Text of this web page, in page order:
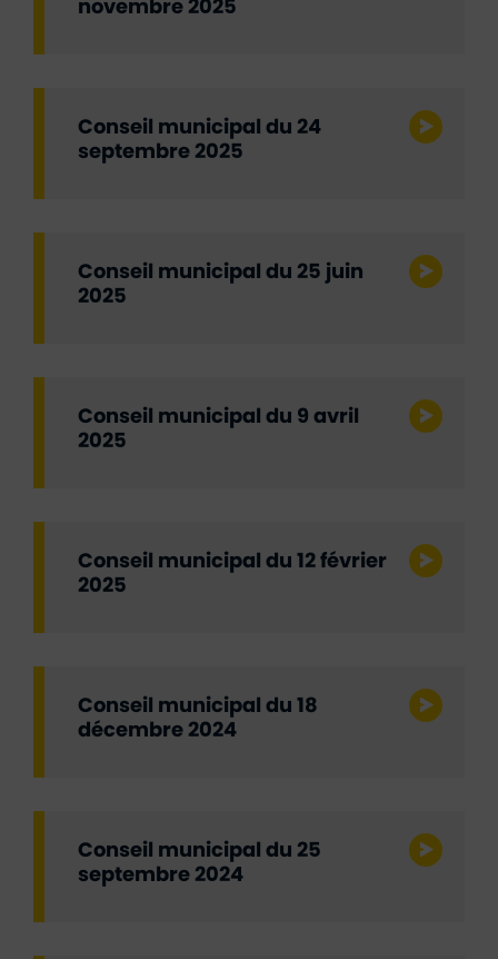
novembre 2025
Conseil municipal du 24
septembre 2025
Conseil municipal du 25 juin
2025
Conseil municipal du 9 avril
2025
Conseil municipal du 12 février
2025
Conseil municipal du 18
décembre 2024
Conseil municipal du 25
septembre 2024